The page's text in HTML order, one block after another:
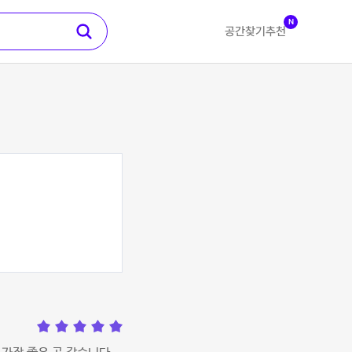
공간찾기 추천
N